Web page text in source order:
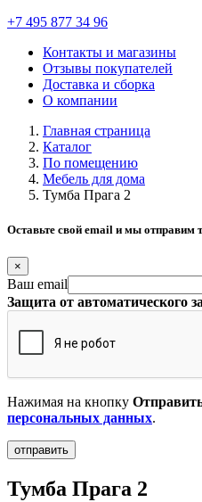
+7 495 877 34 96
Контакты и магазины
Отзывы покупателей
Доставка и сборка
О компании
Главная страница
Каталог
По помещению
Мебель для дома
Тумба Прага 2
Оставьте свой email и мы отправим
×
Ваш email
Защита от автоматического
Нажимая на кнопку
персональных данных.
Тумба Прага 2